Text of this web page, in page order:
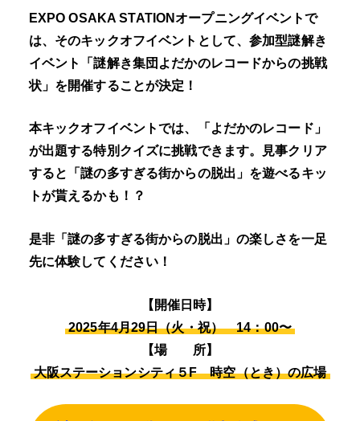
EXPO OSAKA STATIONオープニングイベントで
は、そのキックオフイベントとして、参加型謎解き
イベント「謎解き集団よだかのレコードからの挑戦
状」を開催することが決定！
本キックオフイベントでは、「よだかのレコード」
が出題する特別クイズに挑戦できます。見事クリア
すると「謎の多すぎる街からの脱出」を遊べるキッ
トが貰えるかも！？
是非「謎の多すぎる街からの脱出」の楽しさを一足
先に体験してください！
【開催日時】
2025年4月29日（火・祝） 14：00〜
【場 所】
大阪ステーションシティ５F 時空（とき）の広場